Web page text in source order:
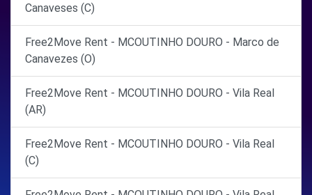
Canaveses (C)
Free2Move Rent - MCOUTINHO DOURO - Marco de
Canavezes (O)
Free2Move Rent - MCOUTINHO DOURO - Vila Real
(AR)
Free2Move Rent - MCOUTINHO DOURO - Vila Real
(C)